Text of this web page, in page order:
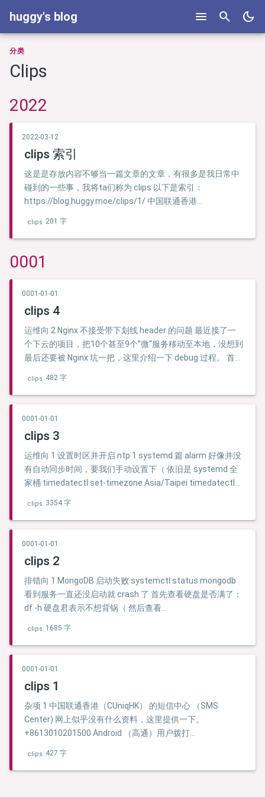
huggy's blog menu search dark_mode
分类
Clips
2022
2022-03-12
clips 索引
这是是存放内容不够当一篇文章的文章，有很多是我日常中
碰到的一些事，我将ta们称为 clips 以下是索引：
https://blog.huggy.moe/clips/1/ 中国联通香港
页面无法正常加载 访问 10080 端口提示
ERR_UNSAFE_PORT 问题 …
clips 201 字
0001
0001-01-01
clips 4
运维向 2 Nginx 不接受带下划线 header 的问题 最近接了一
个下云的项目，把10个甚至9个”微“服务移动至本地，没想到
最后还要被 Nginx 坑一把，这里介绍一下 debug 过程。 首先
access_token 还有 refresh_token 。 然后登录后查询接口
的情况 …
clips 482 字
0001-01-01
clips 3
运维向 1 设置时区并开启 ntp 1 systemd 篇 alarm 好像并没
有自动同步时间，要我们手动设置下（ 依旧是 systemd 全
家桶 timedatectl set-timezone Asia/Taipei timedatectl
clips 3354 字
0001-01-01
clips 2
排错向 1 MongoDB 启动失败 systemctl status mongodb
看到服务一直还没启动就 crash 了 首先查看硬盘是否满了：
df -h 硬盘君表示不想背锅（ 然后查看
/var/log/mongodb/mongod.log 查看日志发现是滚太新了：
…
clips 1685 字
0001-01-01
clips 1
杂项 1 中国联通香港（CUniqHK） 的短信中心 （SMS
Center) 网上似乎没有什么资料，这里提供一下。
+8613010201500 Android （高通）用户拨打
先点击 刷新（REFRESH）然后在 SMSC 里面输入： …
clips 427 字